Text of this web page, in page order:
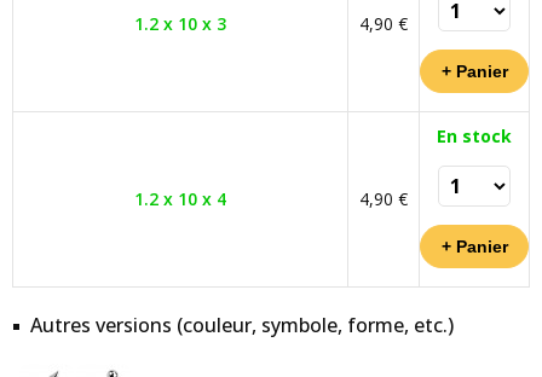
1.2 x 10 x 3 4,90 €
1.2 x 10 x 4 4,90 €
En stock
Autres versions (couleur, symbole, forme, etc.)